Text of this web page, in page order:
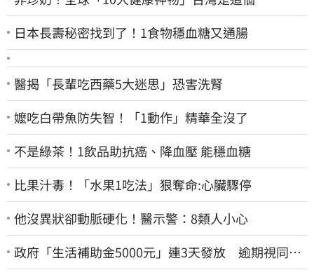
日本長壽秘密找到了！1食物穩血糖又通腸
醫揭「長輩吃西藥5大迷思」恐害洗腎
嬤吃白帶魚防失智！「1動作」精華全沒了
不是綠茶！1飲品助抗癌、降血壓 能穩血糖
比果汁毒！「水果1吃法」狠奪命:心臟驟停
他沒異狀卻動脈硬化！醫示警：8類人小心
政府「生活補助金5000元」連3天發放 逾期視同放
棄